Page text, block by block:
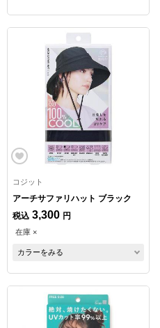
コジット
アーチサファリハット ブラック
税込 3,300 円
在庫 ×
カラーをみる